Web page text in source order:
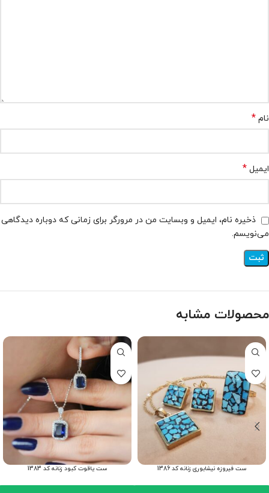
نام *
ایمیل *
ذخیره نام، ایمیل و وبسایت من در مرورگر برای زمانی که دوباره دیدگاهی
می‌نویسم.
محصولات مشابه
ست فیروزه نیشابوری زنانه کد 1386 ست یاقوت کبود زنانه کد 1383